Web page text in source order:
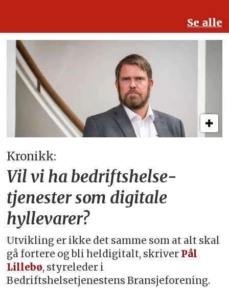
Se alle
Kronikk:
Vil vi ha bedriftshelse­
tjenester som digitale
hyllevarer?
Utvikling er ikke det samme som at alt skal
gå fortere og bli heldigitalt, skriver Pål
Lillebø, styreleder i
Bedriftshelsetjenestens Bransjeforening.